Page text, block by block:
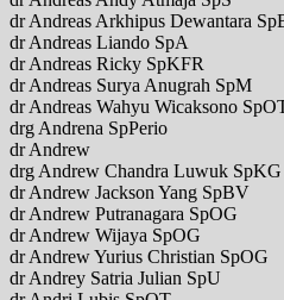
dr Andreas Arkhipus Dewantara
dr Andreas Liando SpA
dr Andreas Ricky SpKFR
dr Andreas Surya Anugrah SpM
dr Andreas Wahyu Wicaksono
drg Andrena SpPerio
dr Andrew
drg Andrew Chandra Luwuk SpKG
dr Andrew Jackson Yang SpBV
dr Andrew Putranagara SpOG
dr Andrew Wijaya SpOG
dr Andrew Yurius Christian SpOG
dr Andrey Satria Julian SpU